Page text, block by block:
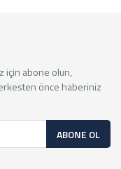
için abone olun,
önce haberiniz
ABONE OL